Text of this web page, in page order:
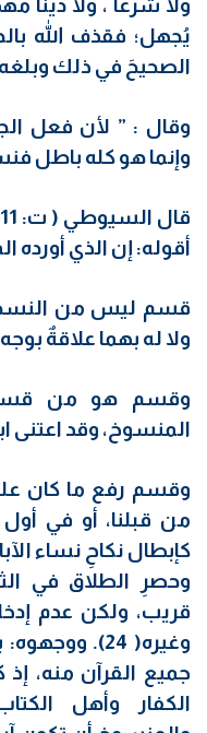
ولا شرعاً ، ولا ديناً
يُجهل؛ فقذف الله
الصحيحَ في ذلك وبلغه”(
وقال : ” لأن فعل
وإنما هو كله باطل فنسخ
أقوله: إن الذي أورده
قسم ليس من
ولا له بهما علاقةٌ
وقسم هو من
المنسوخ، وقد اعتنى
وقسم رفع ما كان
من قبلنا، أو في
كإبطال نكاحِ نساء
وحصرِ الطلاق في
قريب، ولكن عدم
وغيره( 24).
جميع القرآن منه، إذ
الكفار وأهل